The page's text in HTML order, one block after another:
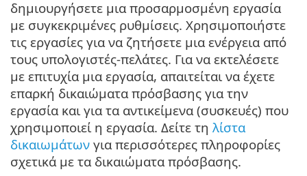
δημιουργήσετε μια προσαρμοσμένη εργασία
με συγκεκριμένες ρυθμίσεις. Χρησιμοποιήστε
τις εργασίες για να ζητήσετε μια ενέργεια από
τους υπολογιστές-πελάτες. Για να εκτελέσετε
με επιτυχία μια εργασία, απαιτείται να έχετε
επαρκή δικαιώματα πρόσβασης για την
εργασία και για τα αντικείμενα (συσκευές) που
χρησιμοποιεί η εργασία. Δείτε τη λίστα
δικαιωμάτων για περισσότερες πληροφορίες
σχετικά με τα δικαιώματα πρόσβασης.